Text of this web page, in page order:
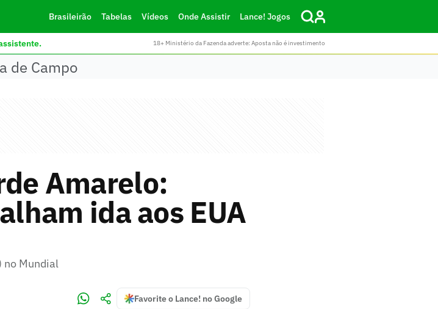
Brasileirão Tabelas Vídeos Onde Assistir Lance! Jogos
18+ Ministério da Fazenda adverte: Aposta não é investimento
de Campo
Amarelo:
ida aos EUA
no Mundial
Favorite o Lance! no Google